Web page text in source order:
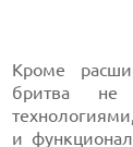
Кроме
бритва
и